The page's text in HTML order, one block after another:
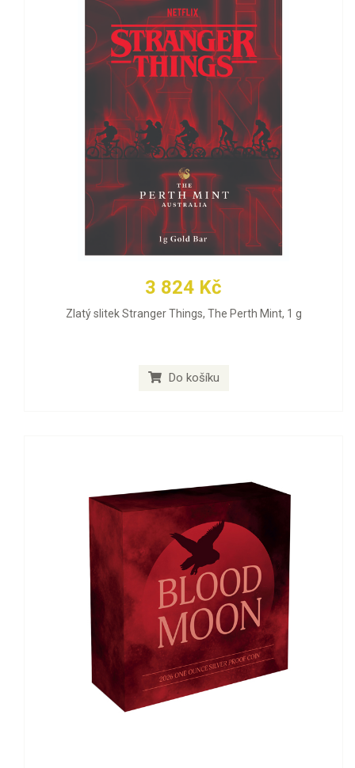
3 824 Kč
Zlatý slitek Stranger Things, The Perth Mint, 1 g
Do košíku